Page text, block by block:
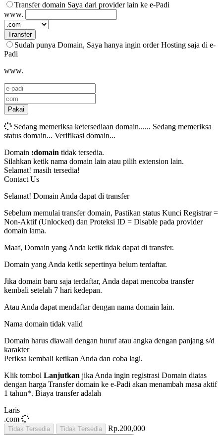
Transfer domain Saya dari provider lain ke e-Padi
www.
Transfer
Sudah punya Domain, Saya hanya ingin order Hosting saja di e-
Padi
www.
Pakai
Sedang memeriksa ketersediaan domain...... Sedang memeriksa
status domain... Verifikasi domain...
Domain :domain tidak tersedia.
Silahkan ketik nama domain lain atau pilih extension lain.
Selamat! masih tersedia!
Contact Us
Selamat! Domain Anda dapat di transfer
Sebelum memulai transfer domain, Pastikan status Kunci Registrar =
Non-Aktif (Unlocked) dan Proteksi ID = Disable pada provider
domain lama.
Maaf, Domain yang Anda ketik tidak dapat di transfer.
Domain yang Anda ketik sepertinya belum terdaftar.
Jika domain baru saja terdaftar, Anda dapat mencoba transfer
kembali setelah 7 hari kedepan.
Atau Anda dapat mendaftar dengan nama domain lain.
Nama domain tidak valid
Domain harus diawali dengan huruf atau angka dengan panjang s/d
karakter
Periksa kembali ketikan Anda dan coba lagi.
Klik tombol Lanjutkan jika Anda ingin registrasi Domain diatas
dengan harga Transfer domain ke e-Padi akan menambah masa aktif
1 tahun*. Biaya transfer adalah
Laris
.com
Tidak Tersedia Tidak Tersedia Rp.200,000